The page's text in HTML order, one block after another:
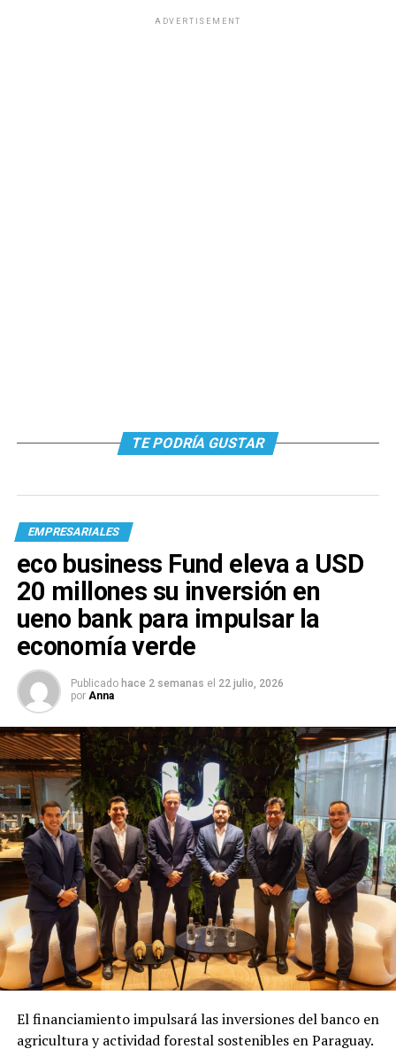
ADVERTISEMENT
TE PODRÍA GUSTAR
EMPRESARIALES
eco business Fund eleva a USD
20 millones su inversión en
ueno bank para impulsar la
economía verde
Publicado hace 2 semanas el 22 julio, 2026
por Anna
El financiamiento impulsará las inversiones del banco en
agricultura y actividad forestal sostenibles en Paraguay.